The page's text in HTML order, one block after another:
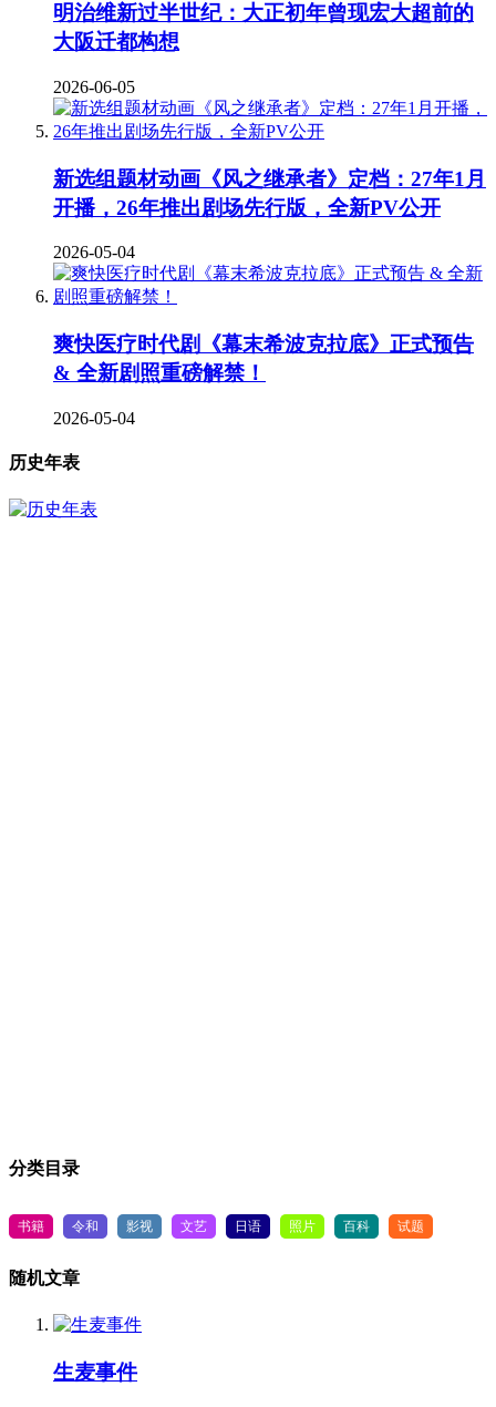
明治维新过半世纪：大正初年曾现宏大超前的
大阪迁都构想
2026-06-05
新选组题材动画《风之继承者》定档：27年1月
开播，26年推出剧场先行版，全新PV公开
2026-05-04
爽快医疗时代剧《幕末希波克拉底》正式预告
& 全新剧照重磅解禁！
2026-05-04
历史年表
分类目录
书籍 令和 影视 文艺 日语 照片 百科 试题
随机文章
生麦事件